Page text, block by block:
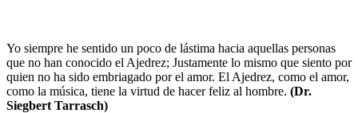
Yo siempre he sentido un poco de lástima hacia aquellas personas
que no han conocido el Ajedrez; Justamente lo mismo que siento por
quien no ha sido embriagado por el amor. El Ajedrez, como el amor,
como la música, tiene la virtud de hacer feliz al hombre. (Dr.
Siegbert Tarrasch)